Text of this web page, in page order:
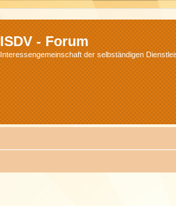
ISDV - Forum
Interessengemeinschaft der selbständigen